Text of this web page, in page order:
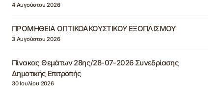
4 Αυγούστου 2026
ΠΡΟΜΗΘΕΙΑ ΟΠΤΙΚΟΑΚΟΥΣΤΙΚΟΥ ΕΞΟΠΛΙΣΜΟΥ
3 Αυγούστου 2026
Πίνακας Θεμάτων 28ης/28-07-2026 Συνεδρίασης
Δημοτικής Επιτροπής
30 Ιουλίου 2026